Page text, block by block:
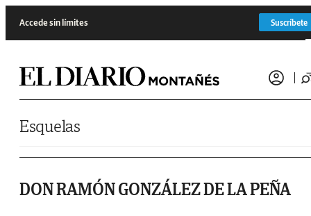
Accede sin límites Suscríbete
Esquelas
DON RAMÓN GONZÁLEZ DE LA PEÑA